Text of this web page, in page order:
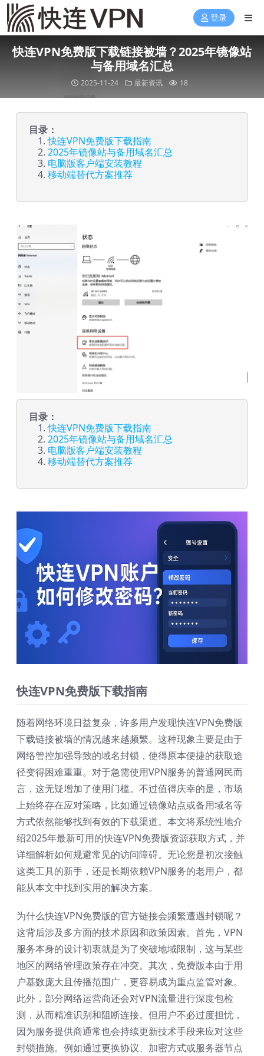
登录
快连VPN免费版下载链接被墙？2025年镜像站
与备用域名汇总
2025-11-24 最新资讯 18
目录：
快连VPN免费版下载指南
2025年镜像站与备用域名汇总
电脑版客户端安装教程
移动端替代方案推荐
目录：
快连VPN免费版下载指南
2025年镜像站与备用域名汇总
电脑版客户端安装教程
移动端替代方案推荐
快连VPN免费版下载指南
随着网络环境日益复杂，许多用户发现快连VPN免费版
下载链接被墙的情况越来越频繁。这种现象主要是由于
网络管控加强导致的域名封锁，使得原本便捷的获取途
径变得困难重重。对于急需使用VPN服务的普通网民而
言，这无疑增加了使用门槛。不过值得庆幸的是，市场
上始终存在应对策略，比如通过镜像站点或备用域名等
方式依然能够找到有效的下载渠道。本文将系统性地介
绍2025年最新可用的快连VPN免费版资源获取方式，并
详细解析如何规避常见的访问障碍。无论您是初次接触
这类工具的新手，还是长期依赖VPN服务的老用户，都
能从本文中找到实用的解决方案。
为什么快连VPN免费版的官方链接会频繁遭遇封锁呢？
这背后涉及多方面的技术原因和政策因素。首先，VPN
服务本身的设计初衷就是为了突破地域限制，这与某些
地区的网络管理政策存在冲突。其次，免费版本由于用
户基数庞大且传播范围广，更容易成为重点监管对象。
此外，部分网络运营商还会对VPN流量进行深度包检
测，从而精准识别和阻断连接。但用户不必过度担忧，
因为服务提供商通常也会持续更新技术手段来应对这些
封锁措施。例如通过更换协议、加密方式或服务器节点